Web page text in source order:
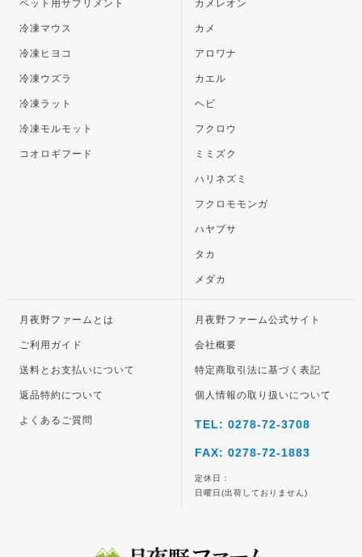
ペット用サプリメント
冷凍マウス
冷凍ヒヨコ
冷凍ウズラ
冷凍ラット
冷凍モルモット
コオロギフード
カメレオン
カメ
アロワナ
カエル
ヘビ
フクロウ
ミミズク
ハリネズミ
フクロモモンガ
ハヤブサ
タカ
メダカ
月夜野ファームとは
ご利用ガイド
送料とお支払いについて
返品特約について
よくあるご質問
月夜野ファーム公式サイト
会社概要
特定商取引法に基づく表記
個人情報の取り扱いについて
TEL: 0278-72-3708
FAX: 0278-72-1883
定休日：
日曜日(出荷しておりません)